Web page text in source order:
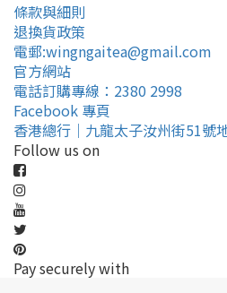
條款與細則
退換貨政策
電郵:wingngaitea@gmail.com
官方網站
電話訂購專線：2380 2998
Facebook 專頁
香港總行｜九龍太子汝州街51號
Follow us on
Pay securely with